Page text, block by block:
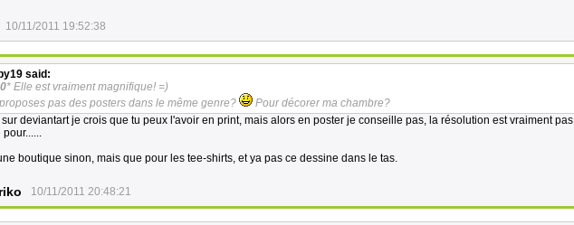
10/11/2011 19:52:38
said:
0* Elle est vraiment magnifique! =)
pas des posters dans le même genre?
Pour décorer ma chambre?
sur deviantart je crois que tu peux l'avoir en print, mais alors en poster je conseille pas, la résolution est vraiment pas
pour......
boutique sinon, mais que pour les tee-shirts, et ya pas ce dessine dans le tas.
10/11/2011 20:48:21